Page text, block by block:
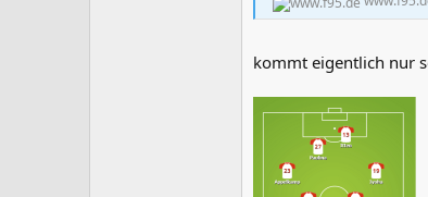
kommt eigentlich nur